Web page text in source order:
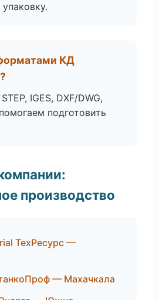
КД
IGES, DXF/DWG,
подготовить
производство
ТехРесурс —
— Махачкала